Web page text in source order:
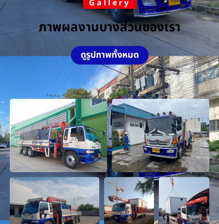
Gallery
ภาพผลงานบางส่วนของเรา
ดูรูปภาพทั้งหมด